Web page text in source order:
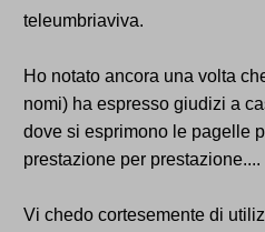
teleumbriaviva.
Ho notato ancora una volta
nomi) ha espresso giudizi a
dove si esprimono le pagelle
prestazione per prestazione....
Vi chedo cortesemente di